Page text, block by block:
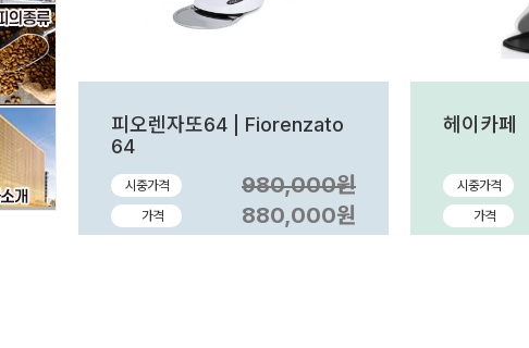
피오렌자또64 | Fiorenzato
64
시중가격 980,000원
가격 880,000원
헤이카페
시중가격
가격